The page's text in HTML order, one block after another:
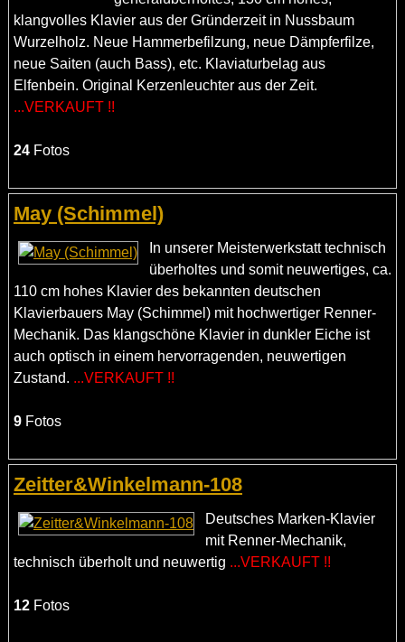
klangvolles Klavier aus der Gründerzeit in Nussbaum
Wurzelholz. Neue Hammerbefilzung, neue Dämpferfilze,
neue Saiten (auch Bass), etc. Klaviaturbelag aus
Elfenbein. Original Kerzenleuchter aus der Zeit.
...VERKAUFT !!
24Fotos
May (Schimmel)
In unserer Meisterwerkstatt technisch
überholtes und somit neuwertiges, ca.
110 cm hohes Klavier des bekannten deutschen
Klavierbauers May (Schimmel) mit hochwertiger Renner-
Mechanik. Das klangschöne Klavier in dunkler Eiche ist
auch optisch in einem hervorragenden, neuwertigen
Zustand. ...VERKAUFT !!
9Fotos
Zeitter&Winkelmann-108
Deutsches Marken-Klavier
mit Renner-Mechanik,
technisch überholt und neuwertig ...VERKAUFT !!
12Fotos